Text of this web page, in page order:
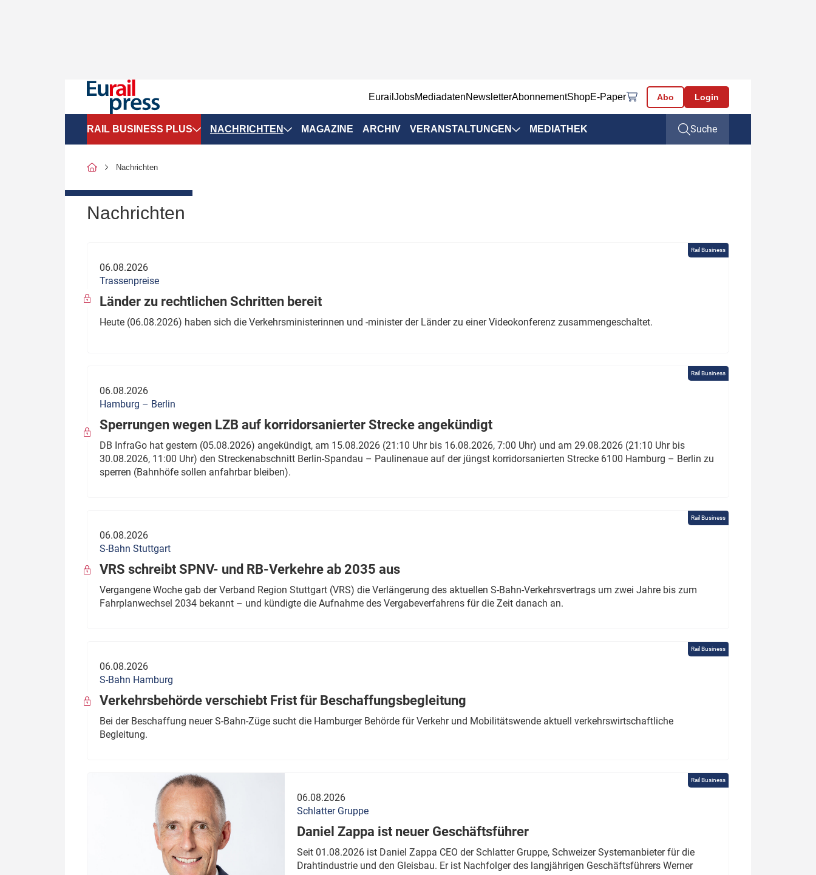
EurailJobsMediadatenNewsletterAbonnementShopE-Paper Abo Login
RAIL BUSINESS PLUS
SPNV-Marktdaten
Politik
wen?
Thema des Monats
Dossier: Generalsanierung
Dossier: ETCS
Dossier:
NACHRICHTEN MAGAZINE ARCHIV VERANSTALTUNGEN MEDIATHEK Suche
Nachrichten
Nachrichten
Rail Business
06.08.2026
Trassenpreise
Länder zu rechtlichen Schritten bereit
Heute (06.08.2026) haben sich die Verkehrsministerinnen und -minister der Länder zu einer Videokonferenz zusammengeschaltet.
Rail Business
06.08.2026
Hamburg – Berlin
Sperrungen wegen LZB auf korridorsanierter Strecke angekündigt
DB InfraGo hat gestern (05.08.2026) angekündigt, am 15.08.2026 (21:10 Uhr bis 16.08.2026, 7:00 Uhr) und am 29.08.2026 (21:10 Uhr bis
30.08.2026, 11:00 Uhr) den Streckenabschnitt Berlin-Spandau – Paulinenaue auf der jüngst korridorsanierten Strecke 6100 Hamburg – Berlin zu
sperren (Bahnhöfe sollen anfahrbar bleiben).
Rail Business
06.08.2026
S-Bahn Stuttgart
VRS schreibt SPNV- und RB-Verkehre ab 2035 aus
Vergangene Woche gab der Verband Region Stuttgart (VRS) die Verlängerung des aktuellen S-Bahn-Verkehrsvertrags um zwei Jahre bis zum
Fahrplanwechsel 2034 bekannt – und kündigte die Aufnahme des Vergabeverfahrens für die Zeit danach an.
Rail Business
06.08.2026
S-Bahn Hamburg
Verkehrsbehörde verschiebt Frist für Beschaffungsbegleitung
Bei der Beschaffung neuer S-Bahn-Züge sucht die Hamburger Behörde für Verkehr und Mobilitätswende aktuell verkehrswirtschaftliche
Begleitung.
Rail Business
06.08.2026
Schlatter Gruppe
Daniel Zappa ist neuer Geschäftsführer
Seit 01.08.2026 ist Daniel Zappa CEO der Schlatter Gruppe, Schweizer Systemanbieter für die
Drahtindustrie und den Gleisbau. Er ist Nachfolger des langjährigen Geschäftsführers Werner